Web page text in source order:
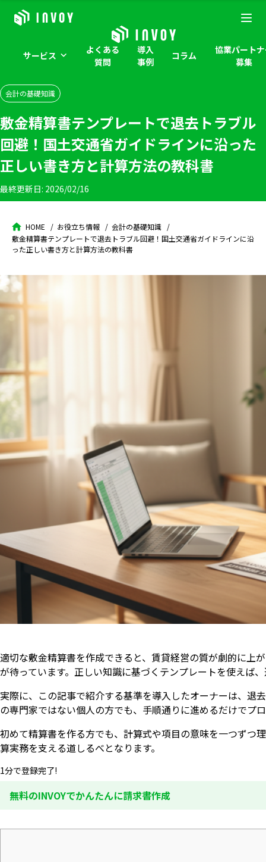
サービス
よくある
質問
導入
事例
コラム
協業パート
募集
会計の基礎知識
敷金精算書テンプレートで退去トラブル
回避！国土交通省ガイドラインに沿った
正しい書き方と計算方法の教科書
最終更新日: 2026/02/16
HOME お役立ち情報
会計の基礎知識
敷金精算書テンプレートで退去トラブル回避！国土交通省ガイドラインに沿
った正しい書き方と計算方法の教科書
適切な敷金精算書を作成できると、賃貸経営の質が劇的に上
が待っています。正しい知識に基づくテンプレートを使えば
実際に、この記事で紹介する基準を導入したオーナーは、退
の専門家ではない個人の方でも、手順通りに進めるだけでプ
初めて精算書を作る方でも、計算式や項目の意味を一つずつ
算実務を支える道しるべとなります。
1分で登録完了!
無料のINVOYでかんたんに請求書作成